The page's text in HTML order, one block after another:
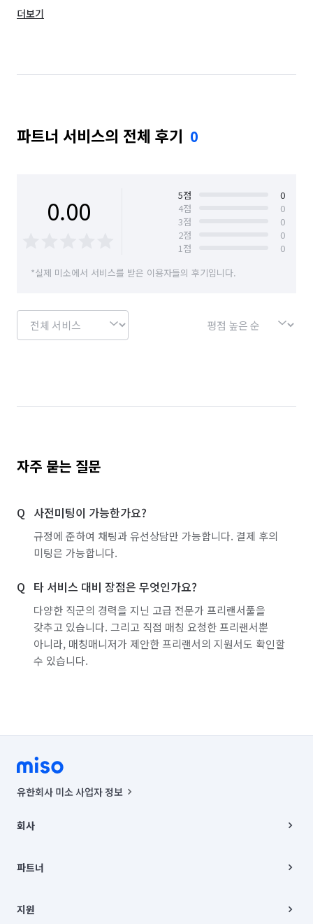
인천 계양구
인천 연수구 인천 옹진군 인천 중구
경기 부천시 오정구
더보기
파트너 서비스의 전체 후기 0
0.00 5점
0
4점
0
3점
0
2점
0
1점
0
*실제 미소에서 서비스를 받은 이용자들의 후기입니다.
자주 묻는 질문
사전미팅이 가능한가요?
규정에 준하여 채팅과 유선상담만 가능합니다. 결제 후의
미팅은 가능합니다.
타 서비스 대비 장점은 무엇인가요?
다양한 직군의 경력을 지닌 고급 전문가 프리랜서풀을
갖추고 있습니다. 그리고 직접 매칭 요청한 프리랜서뿐
아니라, 매칭매니저가 제안한 프리랜서의 지원서도 확인할
수 있습니다.
유한회사 미소 사업자 정보
00019 |
주소 | 본사: 서울특별시 종로구 율곡로 6(중학동, 트윈트리빌딩) B동 5층
컨택센터 : 서울특별시 종로구 수송동 율곡로 24, 7층, 8층 미소
상품, 상품정보, 거래에 관한 의무와 책임은 거래당사자에게 있습니다.
언론 보도 관련 문의:
회사
채용
파트너
이사
지원